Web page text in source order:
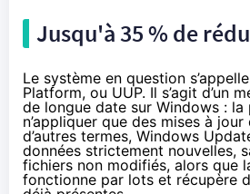
Jusqu'à 35 % de
Le système en question s’appelle
Platform, ou UUP. Il s’agit d’un
de longue date sur Windows :
n’appliquer que des mises à
d’autres termes, Windows
données strictement nouvelles,
fichiers non modifiés, alors que
fonctionne par lots et récupère